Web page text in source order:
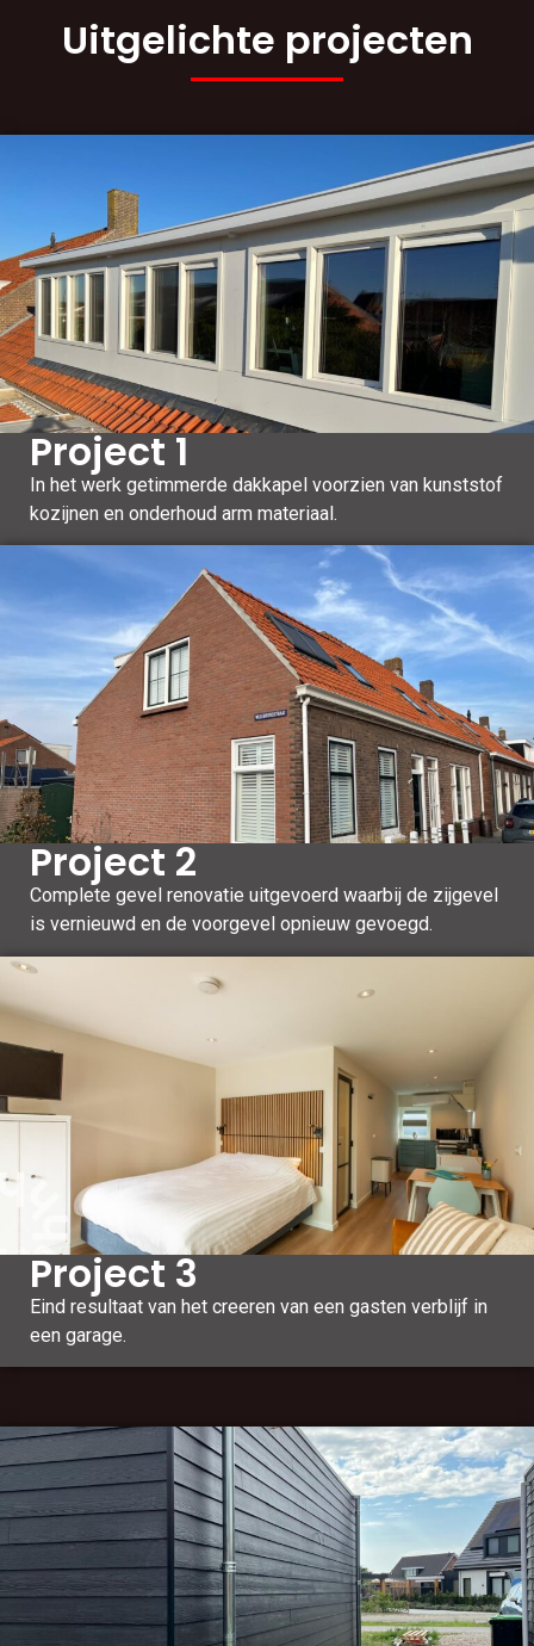
Uitgelichte projecten
Project 1
In het werk getimmerde dakkapel voorzien van kunststof
kozijnen en onderhoud arm materiaal.
Project 2
Complete gevel renovatie uitgevoerd waarbij de zijgevel
is vernieuwd en de voorgevel opnieuw gevoegd.
Project 3
Eind resultaat van het creeren van een gasten verblijf in
een garage.